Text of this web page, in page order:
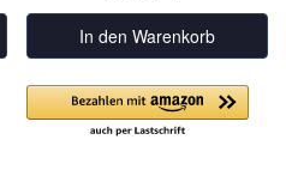
In den Warenkorb